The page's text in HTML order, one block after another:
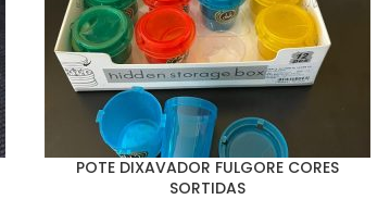
POTE DIXAVADOR FULGORE CORES
SORTIDAS